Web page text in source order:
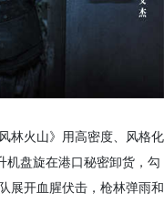
火山》用高密度、风格化
机盘旋在港口秘密卸货，勾
展开血腥伏击，枪林弹雨和